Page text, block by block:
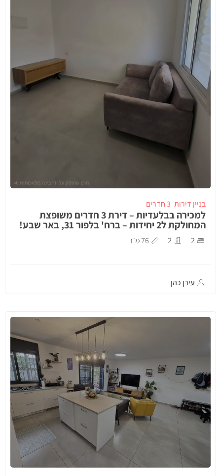
בניין דירות 3 חדרים
למכירה בבלעדיות – דירת 3 חדרים משופצת
המחולקת ל2 יחידות – ברח' בלפור 31, באר שבע!
2
2 76 מ״ר
עירן כהן